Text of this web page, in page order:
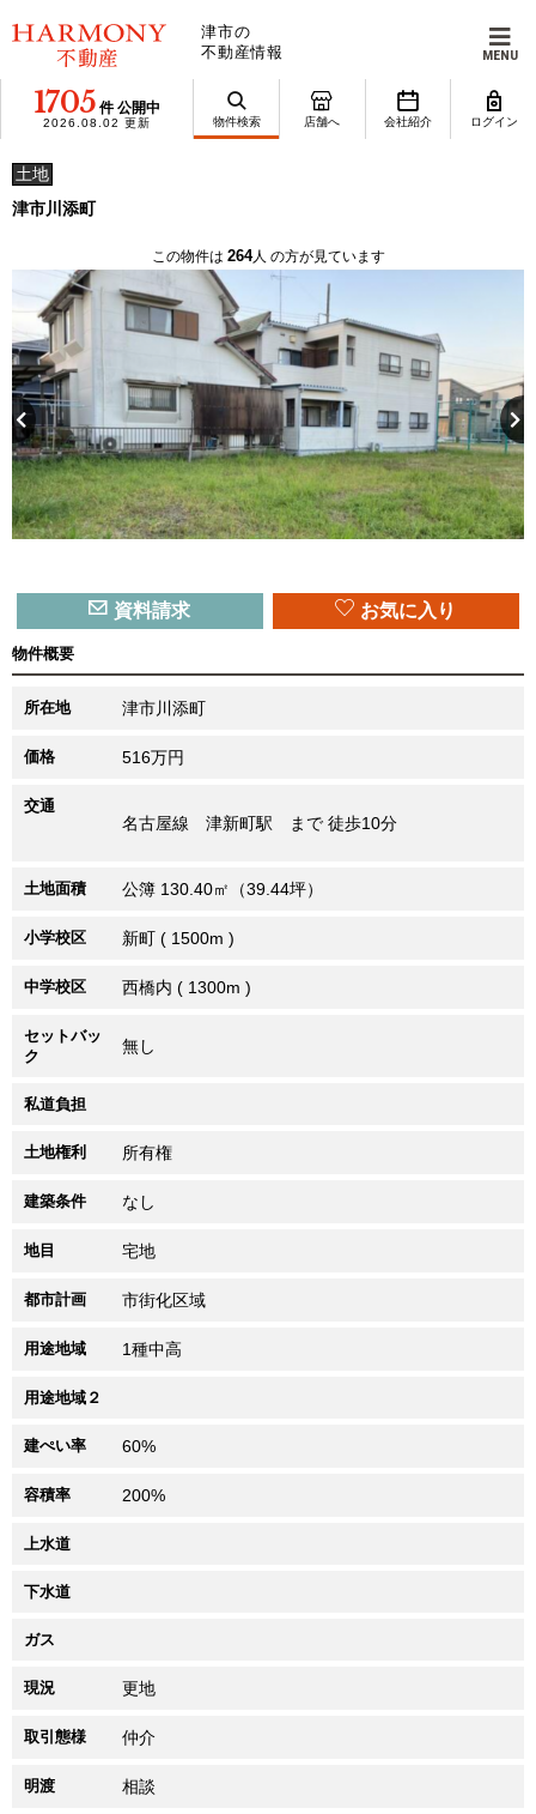
津市の
不動産情報
MENU
1705 件 公開中
2026.08.02 更新 物件検索 店舗へ 会社紹介 ログイン
土地
津市川添町
この物件は 264人 の方が見ています
資料請求 お気に入り
物件概要
所在地 津市川添町
価格 516万円
交通
名古屋線 津新町駅 まで 徒歩10分
土地面積 公簿 130.40㎡（39.44坪）
小学校区 新町 ( 1500m )
中学校区 西橋内 ( 1300m )
セットバッ
ク
無し
私道負担
土地権利 所有権
建築条件 なし
地目 宅地
都市計画 市街化区域
用途地域 1種中高
用途地域２
建ぺい率 60%
容積率 200%
上水道
下水道
ガス
現況 更地
取引態様 仲介
明渡 相談